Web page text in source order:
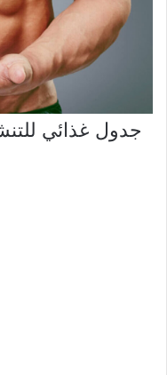
جدول غذائي